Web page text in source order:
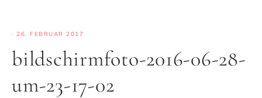
· 26. FEBRUAR 2017
bildschirmfoto-2016-06-28-
um-23-17-02